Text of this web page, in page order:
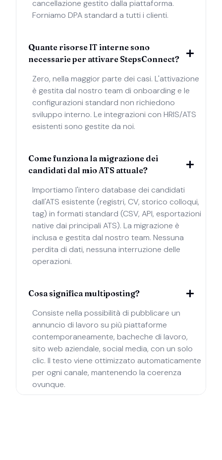
cancellazione gestito dalla piattaforma.
Forniamo DPA standard a tutti i clienti.
Quante risorse IT interne sono
necessarie per attivare StepsConnect?
Zero, nella maggior parte dei casi. L'attivazione
è gestita dal nostro team di onboarding e le
configurazioni standard non richiedono
sviluppo interno. Le integrazioni con HRIS/ATS
esistenti sono gestite da noi.
Come funziona la migrazione dei
candidati dal mio ATS attuale?
Importiamo l'intero database dei candidati
dall'ATS esistente (registri, CV, storico colloqui,
tag) in formati standard (CSV, API, esportazioni
native dai principali ATS). La migrazione è
inclusa e gestita dal nostro team. Nessuna
perdita di dati, nessuna interruzione delle
operazioni.
Cosa significa multiposting?
Consiste nella possibilità di pubblicare un
annuncio di lavoro su più piattaforme
contemporaneamente, bacheche di lavoro,
sito web aziendale, social media, con un solo
clic. Il testo viene ottimizzato automaticamente
per ogni canale, mantenendo la coerenza
ovunque.